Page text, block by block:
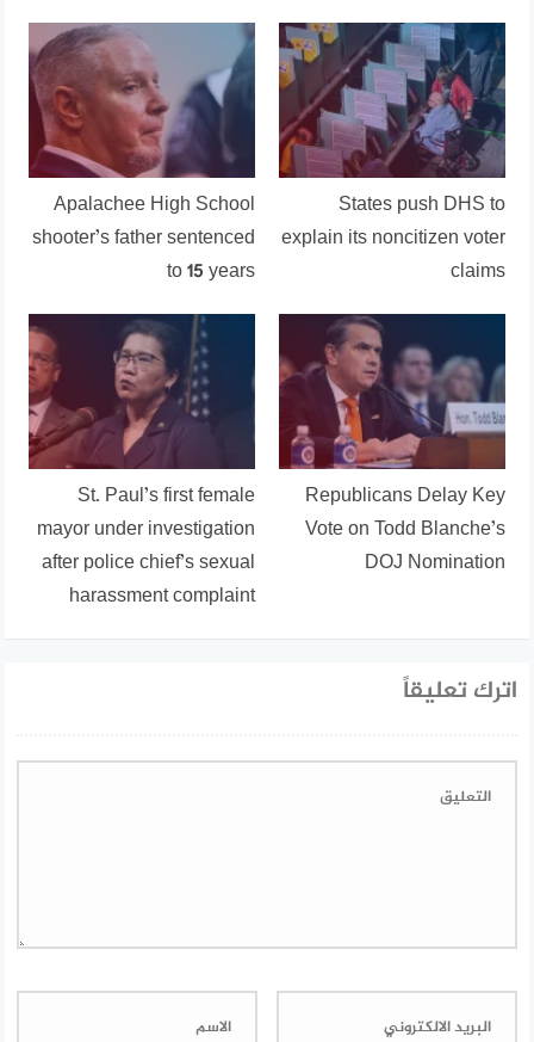
States push DHS to
explain its noncitizen voter
claims
Apalachee High School
shooter’s father sentenced
to 15 years
Republicans Delay Key
Vote on Todd Blanche’s
DOJ Nomination
St. Paul’s first female
mayor under investigation
after police chief’s sexual
harassment complaint
اترك تعليقاً